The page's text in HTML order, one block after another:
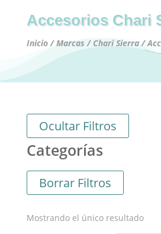
Accesorios Chari
Inicio/Marcas / Chari Sierra/
Ocultar Filtros
Categorías
Borrar Filtros
Mostrando el único resultado